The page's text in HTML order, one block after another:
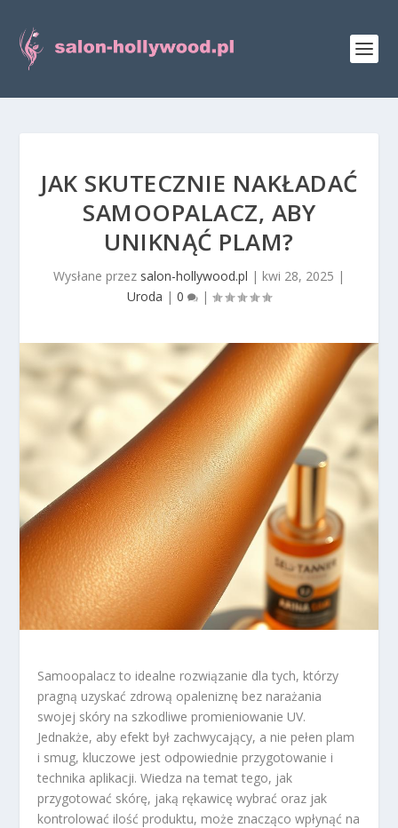
JAK SKUTECZNIE NAKŁADAĆ
SAMOOPALACZ, ABY
UNIKNĄĆ PLAM?
Wysłane przez salon-hollywood.pl | kwi 28, 2025 |
Uroda | 0 |
Samoopalacz to idealne rozwiązanie dla tych, którzy
pragną uzyskać zdrową opaleniznę bez narażania
swojej skóry na szkodliwe promieniowanie UV.
Jednakże, aby efekt był zachwycający, a nie pełen plam
i smug, kluczowe jest odpowiednie przygotowanie i
technika aplikacji. Wiedza na temat tego, jak
przygotować skórę, jaką rękawicę wybrać oraz jak
kontrolować ilość produktu, może znacząco wpłynąć na